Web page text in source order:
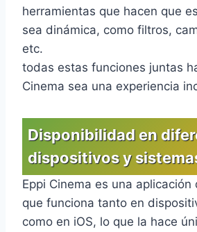
herramientas que hacen que
sea dinámica, como filtros,
etc.
todas estas funciones juntas
Cinema sea una experiencia
Disponibilidad en
dispositivos y
Eppi Cinema es una aplicación
que funciona tanto en
como en iOS, lo que la hace